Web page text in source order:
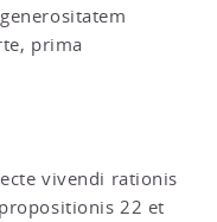
prima
vivendi rationis
22 et